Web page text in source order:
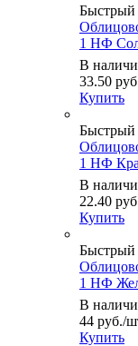
Быстрый
1 НФ
В
33.50
Купить
Быстрый
1 НФ
В
22.40
Купить
Быстрый
1 НФ
В
44 руб./
Купить